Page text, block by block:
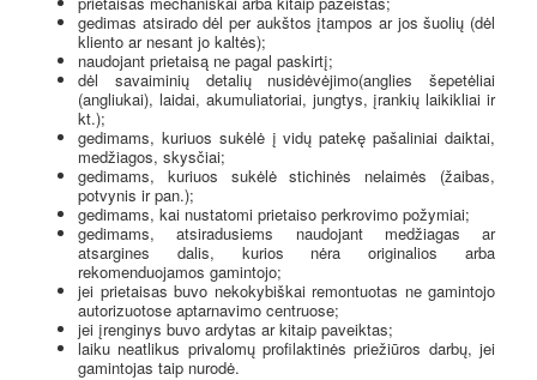
gedimas atsirado dėl per aukštos įtampos ar jos šuolių (dėl
kliento ar nesant jo kaltės);
naudojant prietaisą ne pagal paskirtį;
dėl savaiminių detalių nusidėvėjimo(anglies šepetėliai
(angliukai), laidai, akumuliatoriai, jungtys, įrankių laikikliai ir
kt.);
gedimams, kuriuos sukėlė į vidų patekę pašaliniai daiktai,
medžiagos, skysčiai;
gedimams, kuriuos sukėlė stichinės nelaimės (žaibas,
potvynis ir pan.);
gedimams, kai nustatomi prietaiso perkrovimo požymiai;
gedimams, atsiradusiems naudojant medžiagas ar
atsargines dalis, kurios nėra originalios arba
rekomenduojamos gamintojo;
jei prietaisas buvo nekokybiškai remontuotas ne gamintojo
autorizuotose aptarnavimo centruose;
jei įrenginys buvo ardytas ar kitaip paveiktas;
laiku neatlikus privalomų profilaktinės priežiūros darbų, jei
gamintojas taip nurodė.